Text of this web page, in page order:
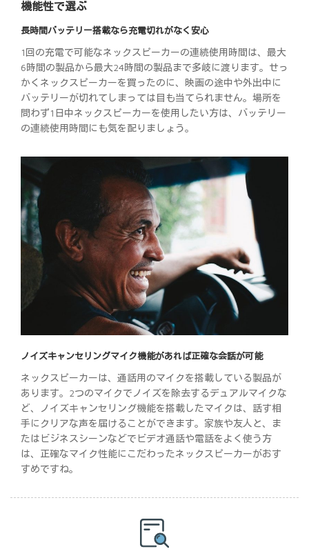
機能性で選ぶ
長時間バッテリー搭載なら充電切れがなく安心
1回の充電で可能なネックスピーカーの連続使用時間は、最大
6時間の製品から最大24時間の製品まで多岐に渡ります。せっ
かくネックスピーカーを買ったのに、映画の途中や外出中に
バッテリーが切れてしまっては目も当てられません。場所を
問わず1日中ネックスピーカーを使用したい方は、バッテリー
の連続使用時間にも気を配りましょう。
ノイズキャンセリングマイク機能があれば正確な会話が可能
ネックスピーカーは、通話用のマイクを搭載している製品が
あります。2つのマイクでノイズを除去するデュアルマイクな
ど、ノイズキャンセリング機能を搭載したマイクは、話す相
手にクリアな声を届けることができます。家族や友人と、ま
たはビジネスシーンなどでビデオ通話や電話をよく使う方
は、正確なマイク性能にこだわったネックスピーカーがおす
すめですね。